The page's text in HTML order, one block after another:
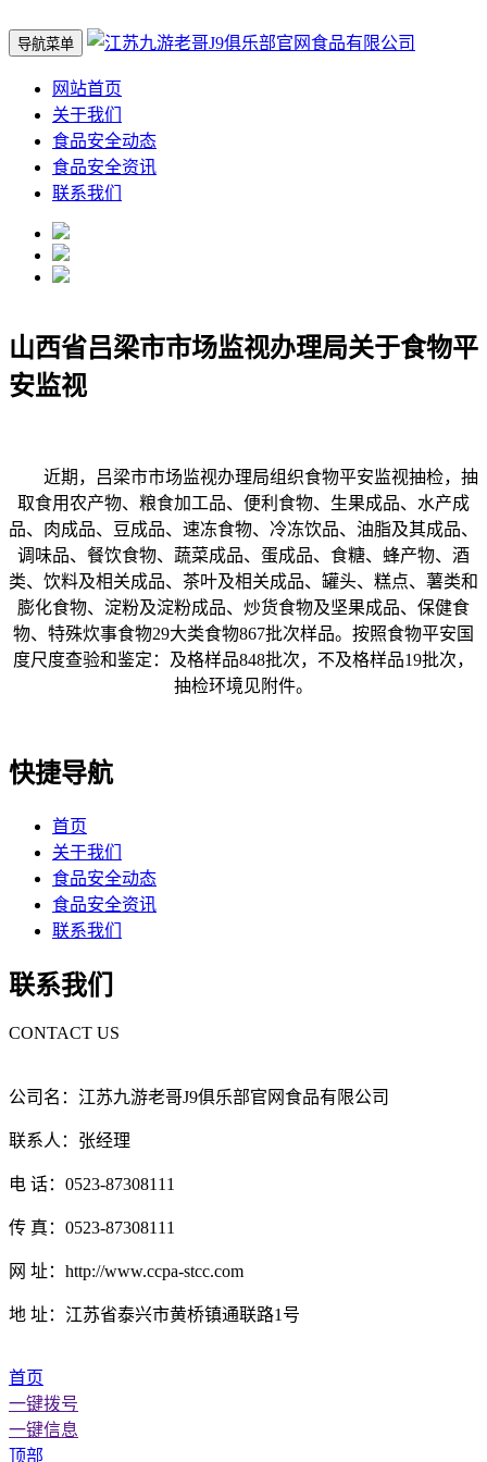
导航菜单
网站首页
关于我们
食品安全动态
食品安全资讯
联系我们
山西省吕梁市市场监视办理局关于食物平
安监视
近期，吕梁市市场监视办理局组织食物平安监视抽检，抽
取食用农产物、粮食加工品、便利食物、生果成品、水产成
品、肉成品、豆成品、速冻食物、冷冻饮品、油脂及其成品、
调味品、餐饮食物、蔬菜成品、蛋成品、食糖、蜂产物、酒
类、饮料及相关成品、茶叶及相关成品、罐头、糕点、薯类和
膨化食物、淀粉及淀粉成品、炒货食物及坚果成品、保健食
物、特殊炊事食物29大类食物867批次样品。按照食物平安国
度尺度查验和鉴定：及格样品848批次，不及格样品19批次，
抽检环境见附件。
快捷导航
首页
关于我们
食品安全动态
食品安全资讯
联系我们
联系我们
CONTACT US
公司名：江苏九游老哥J9俱乐部官网食品有限公司
联系人：张经理
电 话：0523-87308111
传 真：0523-87308111
网 址：http://www.ccpa-stcc.com
地 址：江苏省泰兴市黄桥镇通联路1号
首页
一键拨号
一键信息
顶部